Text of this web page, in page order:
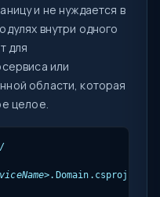
и не нуждается в
внутри одного
для
или
области, которая
целое.
/
.Domain.csproj